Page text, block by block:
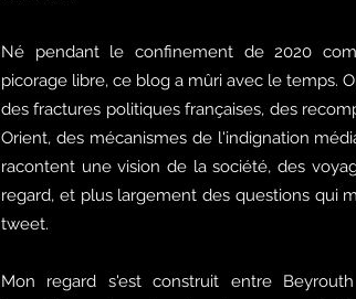
Né pendant le confinement de 2020
picorage libre, ce blog a mûri avec le temps.
des fractures politiques françaises, des
Orient, des mécanismes de l'indignation
racontent une vision de la société, des
regard, et plus largement des questions qui
tweet.
Mon regard s'est construit entre